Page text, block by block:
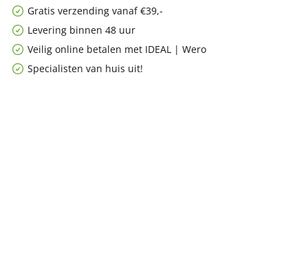
Gratis verzending vanaf €39,-
Levering binnen 48 uur
Veilig online betalen met IDEAL | Wero
Specialisten van huis uit!